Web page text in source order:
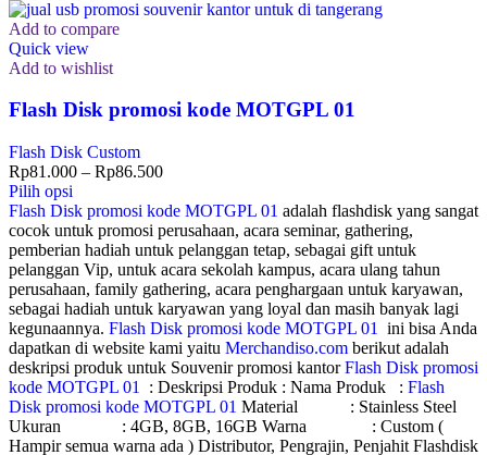
Add to compare
Quick view
Add to wishlist
Flash Disk promosi kode MOTGPL 01
Flash Disk Custom
Rp81.000 – Rp86.500
Pilih opsi
Flash Disk promosi kode MOTGPL 01 adalah flashdisk yang sangat
cocok untuk promosi perusahaan, acara seminar, gathering,
pemberian hadiah untuk pelanggan tetap, sebagai gift untuk
pelanggan Vip, untuk acara sekolah kampus, acara ulang tahun
perusahaan, family gathering, acara penghargaan untuk karyawan,
sebagai hadiah untuk karyawan yang loyal dan masih banyak lagi
kegunaannya. Flash Disk promosi kode MOTGPL 01
ini bisa Anda
dapatkan di website kami yaitu Merchandiso.com berikut adalah
deskripsi produk untuk Souvenir promosi kantorFlash Disk promosi
kode MOTGPL 01
: Deskripsi Produk : Nama Produk : Flash
Disk promosi kode MOTGPL 01 Material : Stainless Steel
Ukuran : 4GB, 8GB, 16GB Warna : Custom (
Hampir semua warna ada ) Distributor, Pengrajin, Penjahit Flashdisk